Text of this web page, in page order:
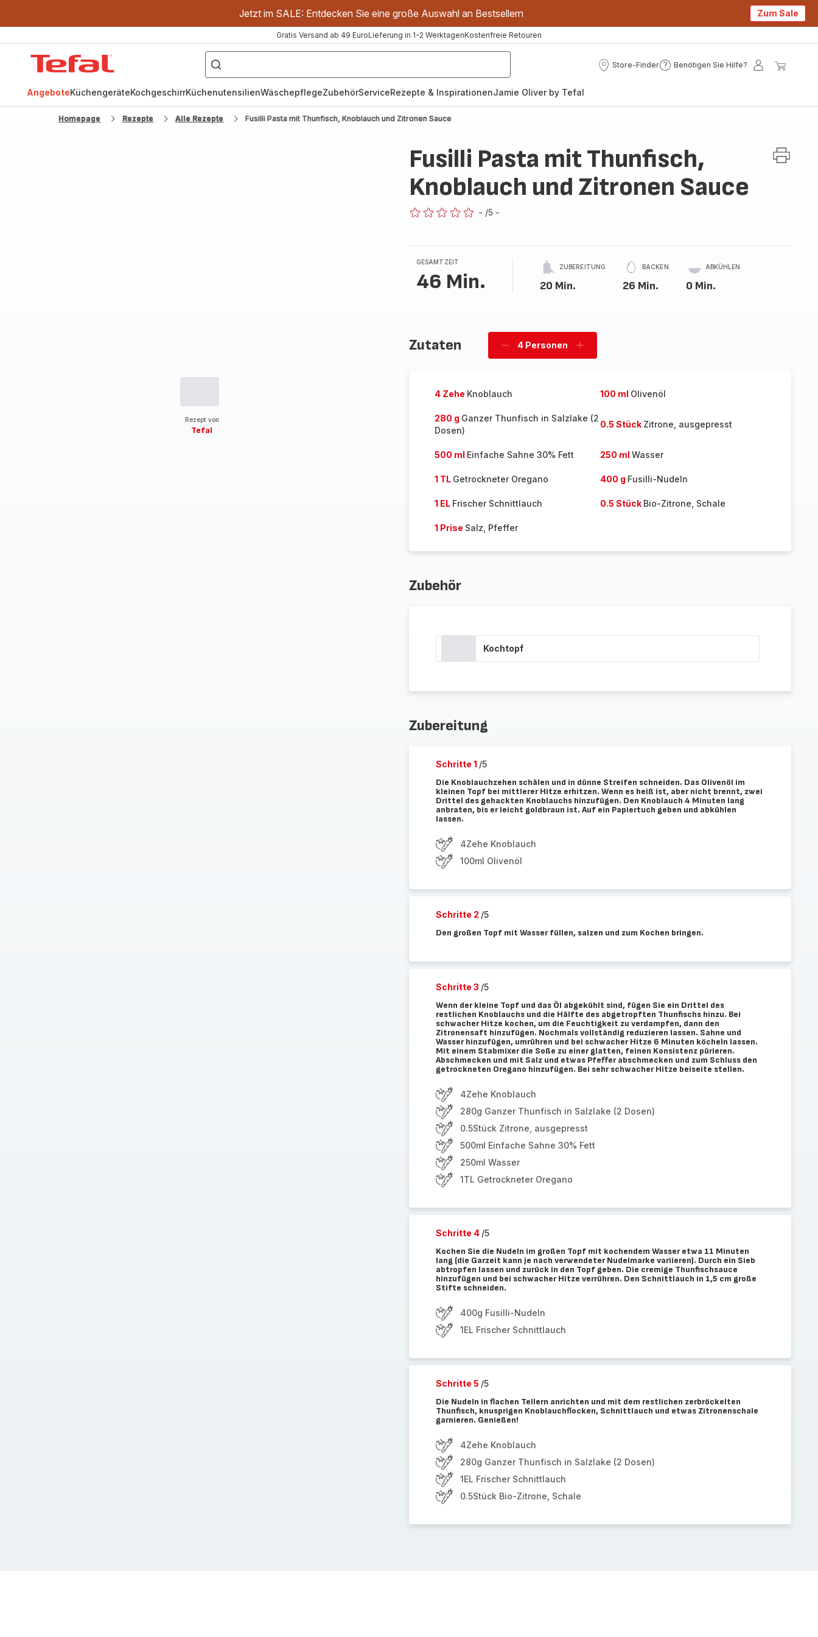
Jetzt im SALE: Entdecken Sie eine große Auswahl an Bestsellern Zum Sale
Gratis Versand ab 49 EuroLieferung in 1-2 WerktagenKostenfreie Retouren
["OptiGrill","Easy
Fry","Pfanne"]
Store-Finder
Store-
Benötigen Sie Hilfe?
Benötigen
Mein
AngeboteKüchengeräteKochgeschirrKüchenutensilienWäschepflegeZubehörServiceRezepte & InspirationenJamie Oliver by Tefal
Homepage Rezepte Alle Rezepte Fusilli Pasta mit Thunfisch, Knoblauch und Zitronen Sauce
Rezept von
Tefal
Fusilli Pasta mit Thunfisch,
Knoblauch und Zitronen Sauce
- /5 -
GESAMTZEIT
46 Min.
ZUBEREITUNG
20 Min.
BACKEN
26 Min.
ABKÜHLEN
0 Min.
Zutaten
Personen
4 Personen
Personen
4 Zehe Knoblauch 100 ml Olivenöl
280 g Ganzer Thunfisch in Salzlake (2
Dosen)
0.5 Stück Zitrone, ausgepresst
500 ml Einfache Sahne 30% Fett 250 ml Wasser
1 TL Getrockneter Oregano 400 g Fusilli-Nudeln
1 EL Frischer Schnittlauch 0.5 Stück Bio-Zitrone, Schale
1 Prise Salz, Pfeffer
Zubehör
Kochtopf
Zubereitung
Schritte 1 /5
Die Knoblauchzehen schälen und in dünne Streifen schneiden. Das Olivenöl im
kleinen Topf bei mittlerer Hitze erhitzen. Wenn es heiß ist, aber nicht brennt, zwei
Drittel des gehackten Knoblauchs hinzufügen. Den Knoblauch 4 Minuten lang
anbraten, bis er leicht goldbraun ist. Auf ein Papiertuch geben und abkühlen
lassen.
4Zehe Knoblauch
100ml Olivenöl
Schritte 2 /5
Den großen Topf mit Wasser füllen, salzen und zum Kochen bringen.
Schritte 3 /5
Wenn der kleine Topf und das Öl abgekühlt sind, fügen Sie ein Drittel des
restlichen Knoblauchs und die Hälfte des abgetropften Thunfischs hinzu. Bei
schwacher Hitze kochen, um die Feuchtigkeit zu verdampfen, dann den
Zitronensaft hinzufügen. Nochmals vollständig reduzieren lassen. Sahne und
Wasser hinzufügen, umrühren und bei schwacher Hitze 6 Minuten köcheln lassen.
Mit einem Stabmixer die Soße zu einer glatten, feinen Konsistenz pürieren.
Abschmecken und mit Salz und etwas Pfeffer abschmecken und zum Schluss den
getrockneten Oregano hinzufügen. Bei sehr schwacher Hitze beiseite stellen.
4Zehe Knoblauch
280g Ganzer Thunfisch in Salzlake (2 Dosen)
0.5Stück Zitrone, ausgepresst
500ml Einfache Sahne 30% Fett
250ml Wasser
1TL Getrockneter Oregano
Schritte 4 /5
Kochen Sie die Nudeln im großen Topf mit kochendem Wasser etwa 11 Minuten
lang (die Garzeit kann je nach verwendeter Nudelmarke variieren). Durch ein Sieb
abtropfen lassen und zurück in den Topf geben. Die cremige Thunfischsauce
hinzufügen und bei schwacher Hitze verrühren. Den Schnittlauch in 1,5 cm große
Stifte schneiden.
400g Fusilli-Nudeln
1EL Frischer Schnittlauch
Schritte 5 /5
Die Nudeln in flachen Tellern anrichten und mit dem restlichen zerbröckelten
Thunfisch, knusprigen Knoblauchflocken, Schnittlauch und etwas Zitronenschale
garnieren. Genießen!
4Zehe Knoblauch
280g Ganzer Thunfisch in Salzlake (2 Dosen)
1EL Frischer Schnittlauch
0.5Stück Bio-Zitrone, Schale